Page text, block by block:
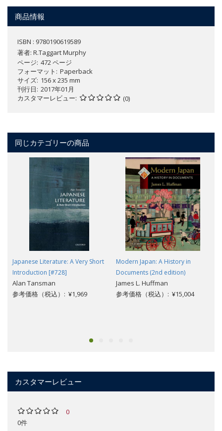
商品情報
ISBN : 9780190619589
著者: R.Taggart Murphy
ページ 472 ページ
フォーマット
Paperback
サイズ 156 x 235 mm
刊行日 2017年01月
カスタマーレビュー
(0)
同じカテゴリーの商品
Japanese Literature: A Very Short
Introduction [#728]
Alan Tansman
参考価格（税込）: ¥1,969
Modern Japan: A History in
Documents (2nd edition)
James L. Huffman
参考価格（税込）: ¥15,004
カスタマーレビュー
0
0件